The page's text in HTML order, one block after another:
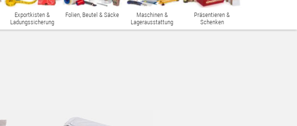
Exportkisten &
Ladungssicherung
Folien, Beutel & Säcke
Maschinen &
Lagerausstattung
Präsentieren &
Schenken